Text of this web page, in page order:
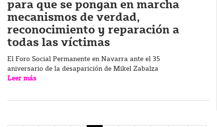
para que se pongan en marcha
mecanismos de verdad,
reconocimiento y reparación a
todas las víctimas
El Foro Social Permanente en Navarra ante el 35
aniversario de la desaparición de Mikel Zabalza
Leer más